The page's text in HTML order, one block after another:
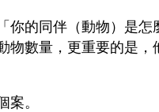
你的同伴（動物）是怎
物數量，更重要的是，
。